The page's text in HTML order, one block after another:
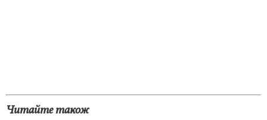
Читайте також